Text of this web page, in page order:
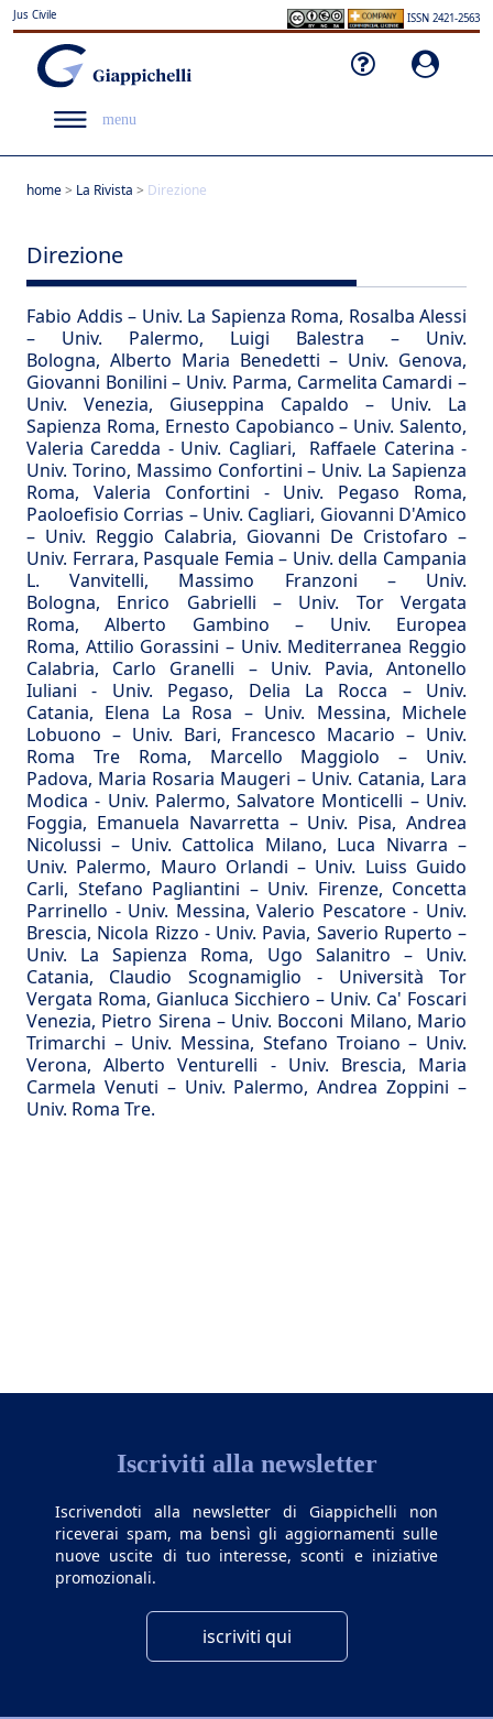
Jus Civile ISSN 2421-2563
menu
home> La Rivista > Direzione
Direzione
Fabio Addis – Univ. La Sapienza Roma, Rosalba Alessi
– Univ. Palermo, Luigi Balestra – Univ.
Bologna, Alberto Maria Benedetti – Univ. Genova,
Giovanni Bonilini – Univ. Parma, Carmelita Camardi –
Univ. Venezia, Giuseppina Capaldo – Univ. La
Sapienza Roma, Ernesto Capobianco – Univ. Salento,
Valeria Caredda - Univ. Cagliari, Raffaele Caterina -
Univ. Torino, Massimo Confortini – Univ. La Sapienza
Roma, Valeria Confortini - Univ. Pegaso Roma,
Paoloefisio Corrias – Univ. Cagliari, Giovanni D'Amico
– Univ. Reggio Calabria, Giovanni De Cristofaro –
Univ. Ferrara, Pasquale Femia – Univ. della Campania
L. Vanvitelli, Massimo Franzoni – Univ.
Bologna, Enrico Gabrielli – Univ. Tor Vergata
Roma,Alberto Gambino – Univ. Europea
Roma, Attilio Gorassini – Univ. Mediterranea Reggio
Calabria, Carlo Granelli – Univ. Pavia,Antonello
Iuliani - Univ. Pegaso, Delia La Rocca – Univ.
Catania, Elena La Rosa – Univ. Messina, Michele
Lobuono – Univ. Bari, Francesco Macario – Univ.
Roma Tre Roma, Marcello Maggiolo – Univ.
Padova, Maria Rosaria Maugeri – Univ. Catania, Lara
Modica - Univ. Palermo,Salvatore Monticelli – Univ.
Foggia, Emanuela Navarretta – Univ. Pisa,Andrea
Nicolussi – Univ. Cattolica Milano, Luca Nivarra –
Univ. Palermo, Mauro Orlandi – Univ. Luiss Guido
Carli, Stefano Pagliantini – Univ. Firenze, Concetta
Parrinello - Univ. Messina,Valerio Pescatore- Univ.
Brescia, Nicola Rizzo - Univ. Pavia, Saverio Ruperto –
Univ. La Sapienza Roma, Ugo Salanitro – Univ.
Catania, Claudio Scognamiglio - Università Tor
Vergata Roma, Gianluca Sicchiero – Univ. Ca' Foscari
Venezia, Pietro Sirena – Univ. Bocconi Milano, Mario
Trimarchi – Univ. Messina, Stefano Troiano – Univ.
Verona,Alberto Venturelli - Univ. Brescia, Maria
Carmela Venuti – Univ. Palermo,Andrea Zoppini –
Univ. Roma Tre.
Iscriviti alla newsletter
Iscrivendoti alla newsletter di Giappichelli non
riceverai spam, ma bensì gli aggiornamenti sulle
nuove uscite di tuo interesse, sconti e iniziative
promozionali.
iscriviti qui